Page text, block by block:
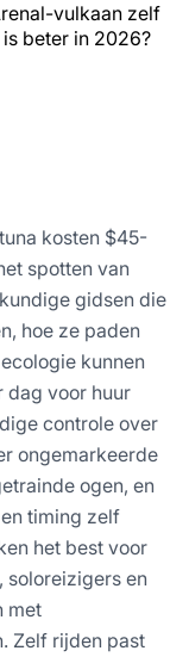
vulkaan zelf
beter in 2026?
kosten $45-
spotten van
gidsen die
hoe ze paden
kunnen
dag voor huur
controle over
ongemarkeerde
ogen, en
timing zelf
het best voor
en
met
Zelf rijden past